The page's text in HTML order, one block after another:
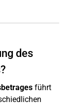
des
führt